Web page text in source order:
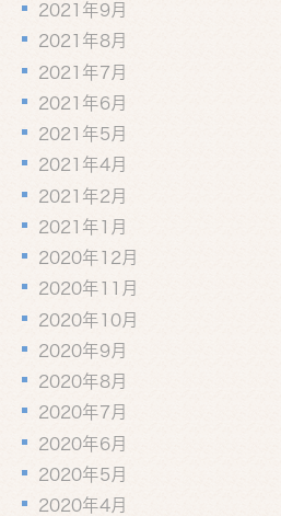
2021年9月
2021年8月
2021年7月
2021年6月
2021年5月
2021年4月
2021年2月
2021年1月
2020年12月
2020年11月
2020年10月
2020年9月
2020年8月
2020年7月
2020年6月
2020年5月
2020年4月